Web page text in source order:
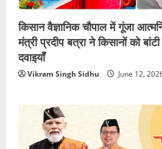
किसान वैज्ञानिक चौपाल में गूंजा
मंत्री प्रदीप बत्रा ने किसानों को
दवाइयाँ
Vikram Singh Sidhu June 12,